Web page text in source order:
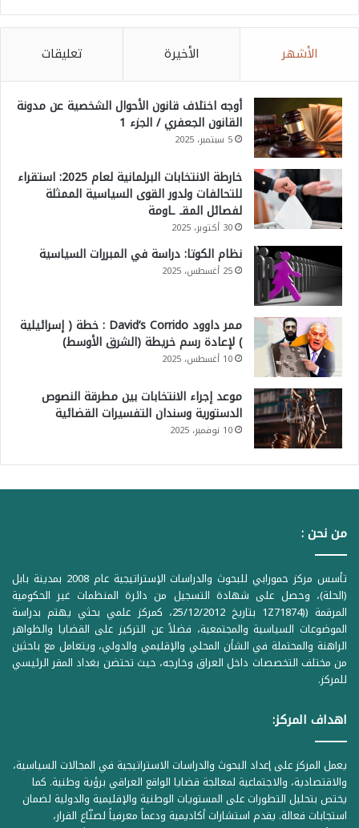
الأشهر الأخيرة تعليقات
أوجه اختلاف قانون الأحوال الشخصية عن مدونة
القانون الجعفري / الجزء 1
5 سبتمبر، 2025
خارطة الانتخابات البرلمانية لعام 2025: استقراء
للتحالفات ولدور القوى السياسية الممثلة
لفصائل المقـ ـاومة
30 أكتوبر، 2025
نظام الكوتا: دراسة في المبررات السياسية
25 أغسطس، 2025
ممر داوود David’s Corrido : خطة ( إسرائيلية
) لإعادة رسم خريطة (الشرق الأوسط)
10 أغسطس، 2025
موعد إجراء الانتخابات بين مطرقة النصوص
الدستورية وسندان التفسيرات القضائية
10 نوفمبر، 2025
من نحن :
تأسس مركز حمورابي للبحوث والدراسات الإستراتيجية عام 2008 بمدينة بابل
(الحلة)، وحصل على شهادة التسجيل من دائرة المنظمات غير الحكومية
المرقمة ((1Z71874 بتاريخ 25/12/2012، كمركز علمي بحثي يهتم بدراسة
الموضوعات السياسية والمجتمعية، فضلاً عن التركيز على القضايا والظواهر
الراهنة والمحتملة في الشأن المحلي والإقليمي والدولي، ويتعامل مع باحثين
من مختلف التخصصات داخل العراق وخارجه، حيث تحتضن بغداد المقر الرئيسي
للمركز.
اهداف المركز:
يعمل المركز على إعداد البحوث والدراسات الاستراتيجية في المجالات السياسية،
والاقتصادية، والاجتماعية لمعالجة قضايا الواقع العراقي برؤية وطنية. كما
يختص بتحليل التطورات على المستويات الوطنية والإقليمية والدولية لضمان
استجابات فعالة. يقدم استشارات أكاديمية ودعماً معرفياً لصنّاع القرار،